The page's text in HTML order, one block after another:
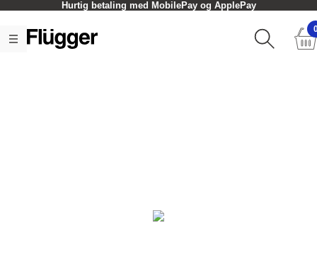
Hurtig betaling med MobilePay og ApplePay